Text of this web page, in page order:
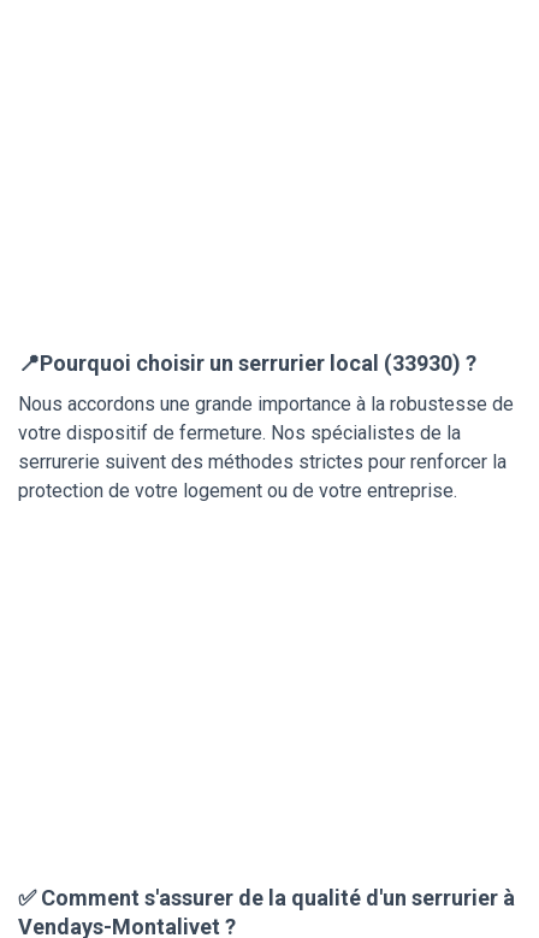
📍Pourquoi choisir un serrurier local (33930) ?
Nous accordons une grande importance à la robustesse de
votre dispositif de fermeture. Nos spécialistes de la
serrurerie suivent des méthodes strictes pour renforcer la
protection de votre logement ou de votre entreprise.
✅ Comment s'assurer de la qualité d'un serrurier à
Vendays-Montalivet ?